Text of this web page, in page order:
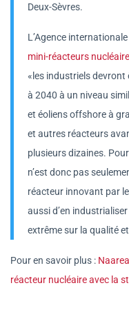
Deux-Sèvres.
L’Agence
mini-réacteurs
«les industriels devront
à 2040 à un niveau
et éoliens offshore à
et autres réacteurs
plusieurs dizaines.
n’est donc pas
réacteur innovant par
aussi d’en
extrême sur la qualité
Pour en savoir plus :
réacteur nucléaire avec la